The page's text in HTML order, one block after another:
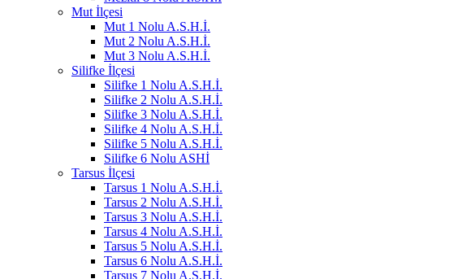
Mut İlçesi
Mut 1 Nolu A.S.H.İ.
Mut 2 Nolu A.S.H.İ.
Mut 3 Nolu A.S.H.İ.
Silifke İlçesi
Silifke 1 Nolu A.S.H.İ.
Silifke 2 Nolu A.S.H.İ.
Silifke 3 Nolu A.S.H.İ.
Silifke 4 Nolu A.S.H.İ.
Silifke 5 Nolu A.S.H.İ.
Silifke 6 Nolu ASHİ
Tarsus İlçesi
Tarsus 1 Nolu A.S.H.İ.
Tarsus 2 Nolu A.S.H.İ.
Tarsus 3 Nolu A.S.H.İ.
Tarsus 4 Nolu A.S.H.İ.
Tarsus 5 Nolu A.S.H.İ.
Tarsus 6 Nolu A.S.H.İ.
Tarsus 7 Nolu A.S.H.İ.